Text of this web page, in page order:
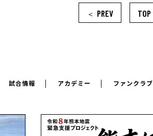
＜ PREV TOP
試合情報 アカデミー ファンクラブ